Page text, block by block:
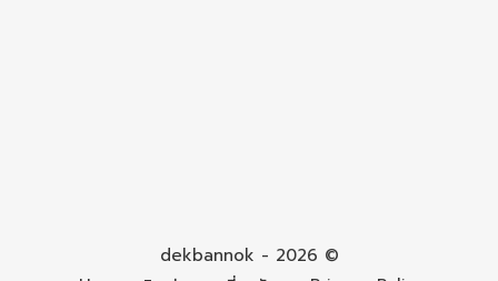
dekbannok - 2026 ©